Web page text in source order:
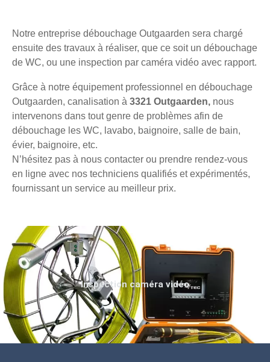
Notre entreprise débouchage Outgaarden sera chargé
ensuite des travaux à réaliser, que ce soit un débouchage
de WC, ou une inspection par caméra vidéo avec rapport.
Grâce à notre équipement professionnel en débouchage
Outgaarden, canalisation à 3321 Outgaarden, nous
intervenons dans tout genre de problèmes afin de
débouchage les WC, lavabo, baignoire, salle de bain,
évier, baignoire, etc.
N’hésitez pas à nous contacter ou prendre rendez-vous
en ligne avec nos techniciens qualifiés et expérimentés,
fournissant un service au meilleur prix.
Inspection caméra vidéo